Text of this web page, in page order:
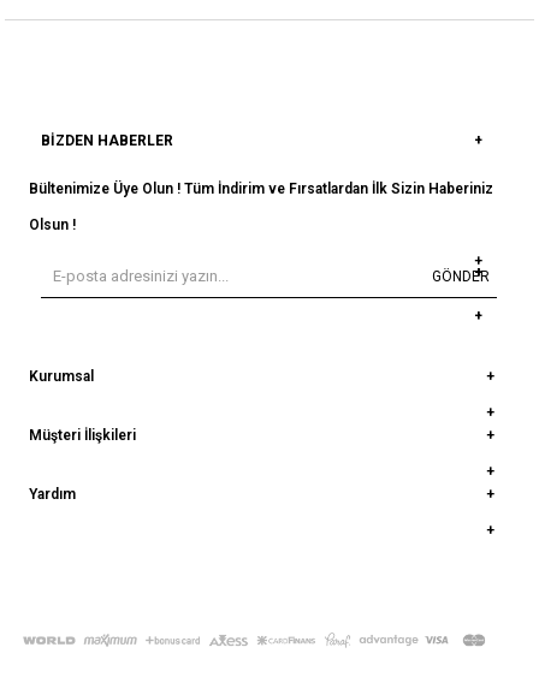
BIZDEN HABERLER
Bültenimize Üye Olun ! Tüm İndirim ve Fırsatlardan İlk Sizin Haberiniz
Olsun !
GÖNDER
Kurumsal
Müşteri İlişkileri
Yardım